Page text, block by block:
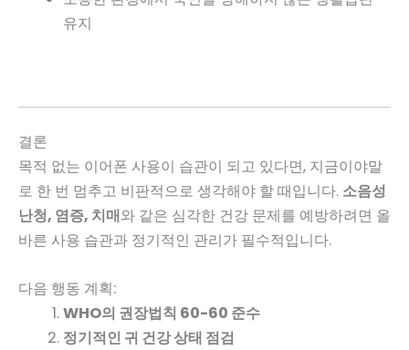
유지
결론
목적 없는 이어폰 사용이 습관이 되고 있다면, 지금이야말
로 한 번 멈추고 비판적으로 생각해야 할 때입니다. 소음성
난청, 염증, 치매와 같은 심각한 건강 문제를 예방하려면 올
바른 사용 습관과 정기적인 관리가 필수적입니다.
다음 행동 계획:
WHO의 권장법칙 60-60 준수
정기적인 귀 건강 상태 점검